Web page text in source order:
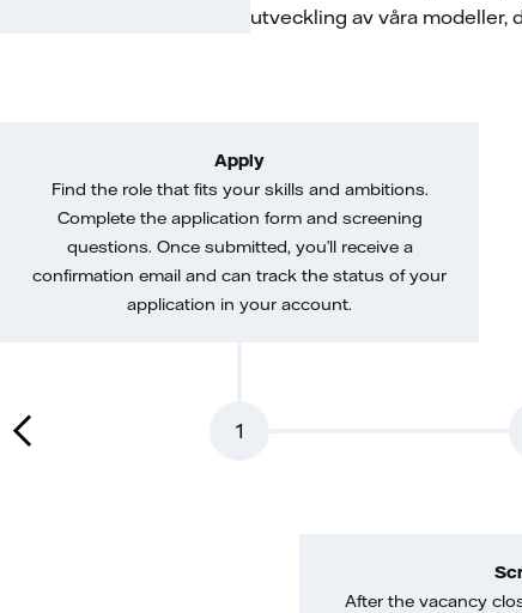
utveckling av våra modeller,
1
Apply
Find the role that fits your skills and ambitions.
Complete the application form and screening
questions. Once submitted, you’ll receive a
confirmation email and can track the status of your
application in your account.
After the vacancy